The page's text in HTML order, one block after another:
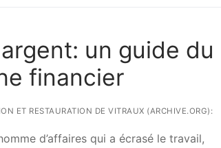
un guide du
financier
ET RESTAURATION DE VITRAUX (ARCHIVE.ORG):
d’affaires qui a écrasé le travail,